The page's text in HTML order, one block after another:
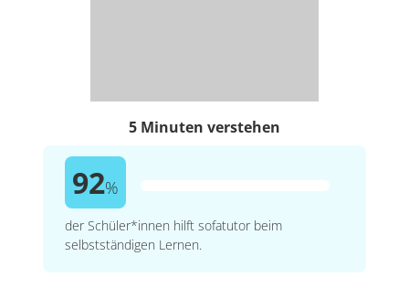
5 Minuten verstehen
92%
der Schüler*innen hilft sofatutor beim
selbstständigen Lernen.